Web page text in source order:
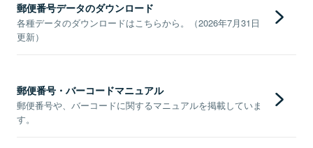
郵便番号データのダウンロード
各種データのダウンロードはこちらから。（2026年7月31日
更新）
郵便番号・バーコードマニュアル
郵便番号や、バーコードに関するマニュアルを掲載していま
す。